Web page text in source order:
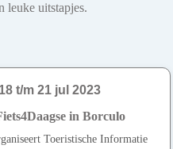
leuke uitstapjes.
18 t/m 21 jul 2023
in Borculo
Toeristische Informatie